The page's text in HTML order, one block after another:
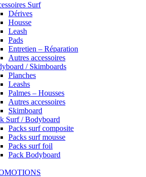
Surf
Dérives
Housse
Leash
Pads
Entretien – Réparation
Autres accessoires
/ Skimboards
Planches
Leashs
Palmes – Housses
Autres accessoires
Skimboard
Surf / Bodyboard
Packs surf composite
Packs surf mousse
Packs surf foil
Pack Bodyboard